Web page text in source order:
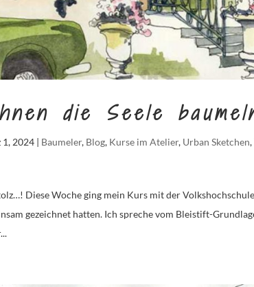
die Seele
1, 2024 | Baumeler, Blog, Kurse im Atelier, Urban Sketchen,
Diese Woche ging mein Kurs mit der
gezeichnet hatten. Ich spreche vom Bleistift-